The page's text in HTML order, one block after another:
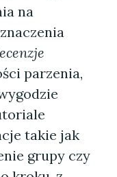
na
parzenia,
takie jak
grupy czy